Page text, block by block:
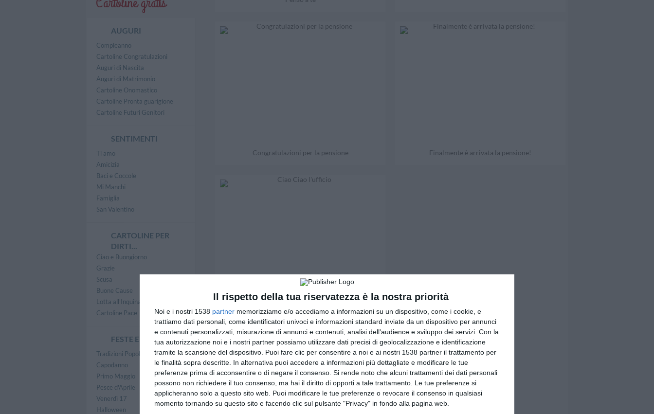
Il rispetto della tua riservatezza è la nostra priorità
Noi e i nostri 1538 partner memorizziamo e/o accediamo a informazioni su un dispositivo, come i cookie, e
trattiamo dati personali, come identificatori univoci e informazioni standard inviate da un dispositivo per annunci
e contenuti personalizzati, misurazione di annunci e contenuti, analisi dell'audience e sviluppo dei servizi. Con la
tua autorizzazione noi e i nostri partner possiamo utilizzare dati precisi di geolocalizzazione e identificazione
tramite la scansione del dispositivo. Puoi fare clic per consentire a noi e ai nostri 1538 partner il trattamento per
le finalità sopra descritte. In alternativa puoi accedere a informazioni più dettagliate e modificare le tue
preferenze prima di acconsentire o di negare il consenso. Si rende noto che alcuni trattamenti dei dati personali
possono non richiedere il tuo consenso, ma hai il diritto di opporti a tale trattamento. Le tue preferenze si
applicheranno solo a questo sito web. Puoi modificare le tue preferenze o revocare il consenso in qualsiasi
momento tornando su questo sito e facendo clic sul pulsante "Privacy" in fondo alla pagina web.
AUGURI
Compleanno
Cartoline Congratulazioni
Auguri di Nascita
Auguri di Matrimonio
Cartoline Onomastico
Cartoline Pronta guarigione
Cartoline Futuri Genitori
SENTIMENTI
Ti amo
Amicizia
Baci e Coccole
Mi Manchi
Famiglia
San Valentino
CARTOLINE PER
DIRTI...
Ciao e Buongiorno
Grazie
Scusa
Buone Cause
Lotta all'Inquinamento
Cartoline Pace
FESTE E FESTIVITÀ
Tradizioni Popolari
Capodanno
Primo Maggio
Pesce d'Aprile
Venerdì 17
Halloween
Congratulazioni per la pensione Finalmente è arrivata la pensione!